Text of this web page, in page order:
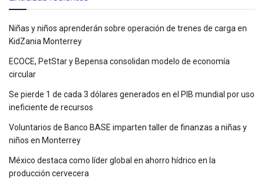
Niñas y niños aprenderán sobre operación de trenes de carga en
KidZania Monterrey
ECOCE, PetStar y Bepensa consolidan modelo de economía
circular
Se pierde 1 de cada 3 dólares generados en el PIB mundial por uso
ineficiente de recursos
Voluntarios de Banco BASE imparten taller de finanzas a niñas y
niños en Monterrey
México destaca como líder global en ahorro hídrico en la
producción cervecera